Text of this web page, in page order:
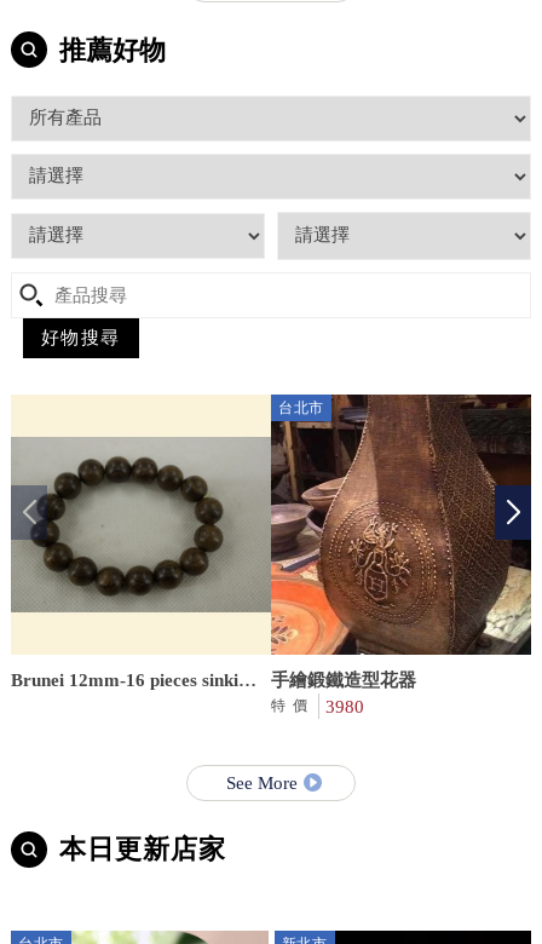
推薦好物
Brunei 12mm-16 pieces sinking
台北市
手繪鍛鐵造型花器
特價 3980
See More
本日更新店家